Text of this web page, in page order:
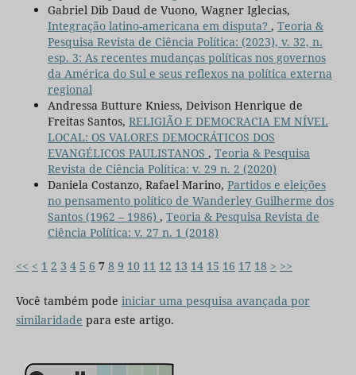
Gabriel Dib Daud de Vuono, Wagner Iglecias,
Integração latino-americana em disputa? , Teoria &
Pesquisa Revista de Ciência Política: (2023), v. 32, n.
esp. 3: As recentes mudanças políticas nos governos
da América do Sul e seus reflexos na política externa
regional
Andressa Butture Kniess, Deivison Henrique de
Freitas Santos, RELIGIÃO E DEMOCRACIA EM NÍVEL
LOCAL: OS VALORES DEMOCRÁTICOS DOS
EVANGÉLICOS PAULISTANOS , Teoria & Pesquisa
Revista de Ciência Política: v. 29 n. 2 (2020)
Daniela Costanzo, Rafael Marino, Partidos e eleições
no pensamento político de Wanderley Guilherme dos
Santos (1962 – 1986) , Teoria & Pesquisa Revista de
Ciência Política: v. 27 n. 1 (2018)
<< < 1 2 3 4 5 6 7 8 9 10 11 12 13 14 15 16 17 18 > >>
Você também pode iniciar uma pesquisa avançada por
similaridade para este artigo.